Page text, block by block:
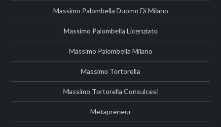
Massimo Palombella Duomo Di Milano
Massimo Palombella Licenziato
Massimo Palombella Milano
Massimo Tortorella
Massimo Tortorella Consulcesi
Metapreneur